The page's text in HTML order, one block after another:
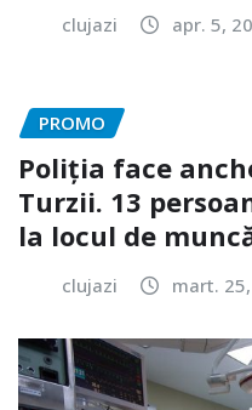
clujazi apr. 5,
PROMO
Poliția face
Turzii. 13
la locul de
clujazi mart.